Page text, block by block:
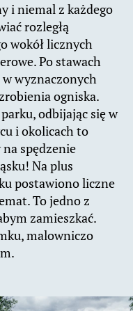
i niemal z każdego
rozległą
wokół licznych
Po stawach
w wyznaczonych
ogniska.
odbijając się w
i okolicach to
spędzenie
Na plus
postawiono liczne
To jedno z
zamieszkać.
malowniczo